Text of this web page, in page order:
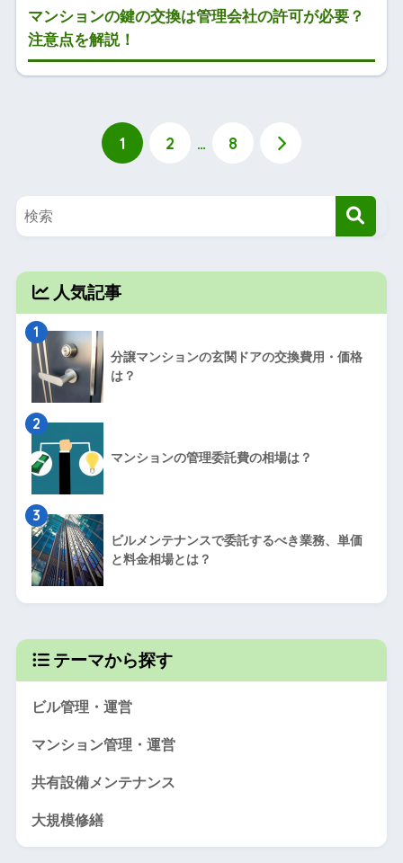
マンションの鍵の交換は管理会社の許可が必要？
注意点を解説！
1 2 … 8
人気記事
1
分譲マンションの玄関ドアの交換費用・価格
は？
2
マンションの管理委託費の相場は？
3
ビルメンテナンスで委託するべき業務、単価
と料金相場とは？
テーマから探す
ビル管理・運営
マンション管理・運営
共有設備メンテナンス
大規模修繕